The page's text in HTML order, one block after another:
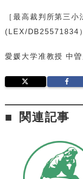
［最高裁判所第三
(LEX/DB25571834
愛媛大学准教授 中
関連記事